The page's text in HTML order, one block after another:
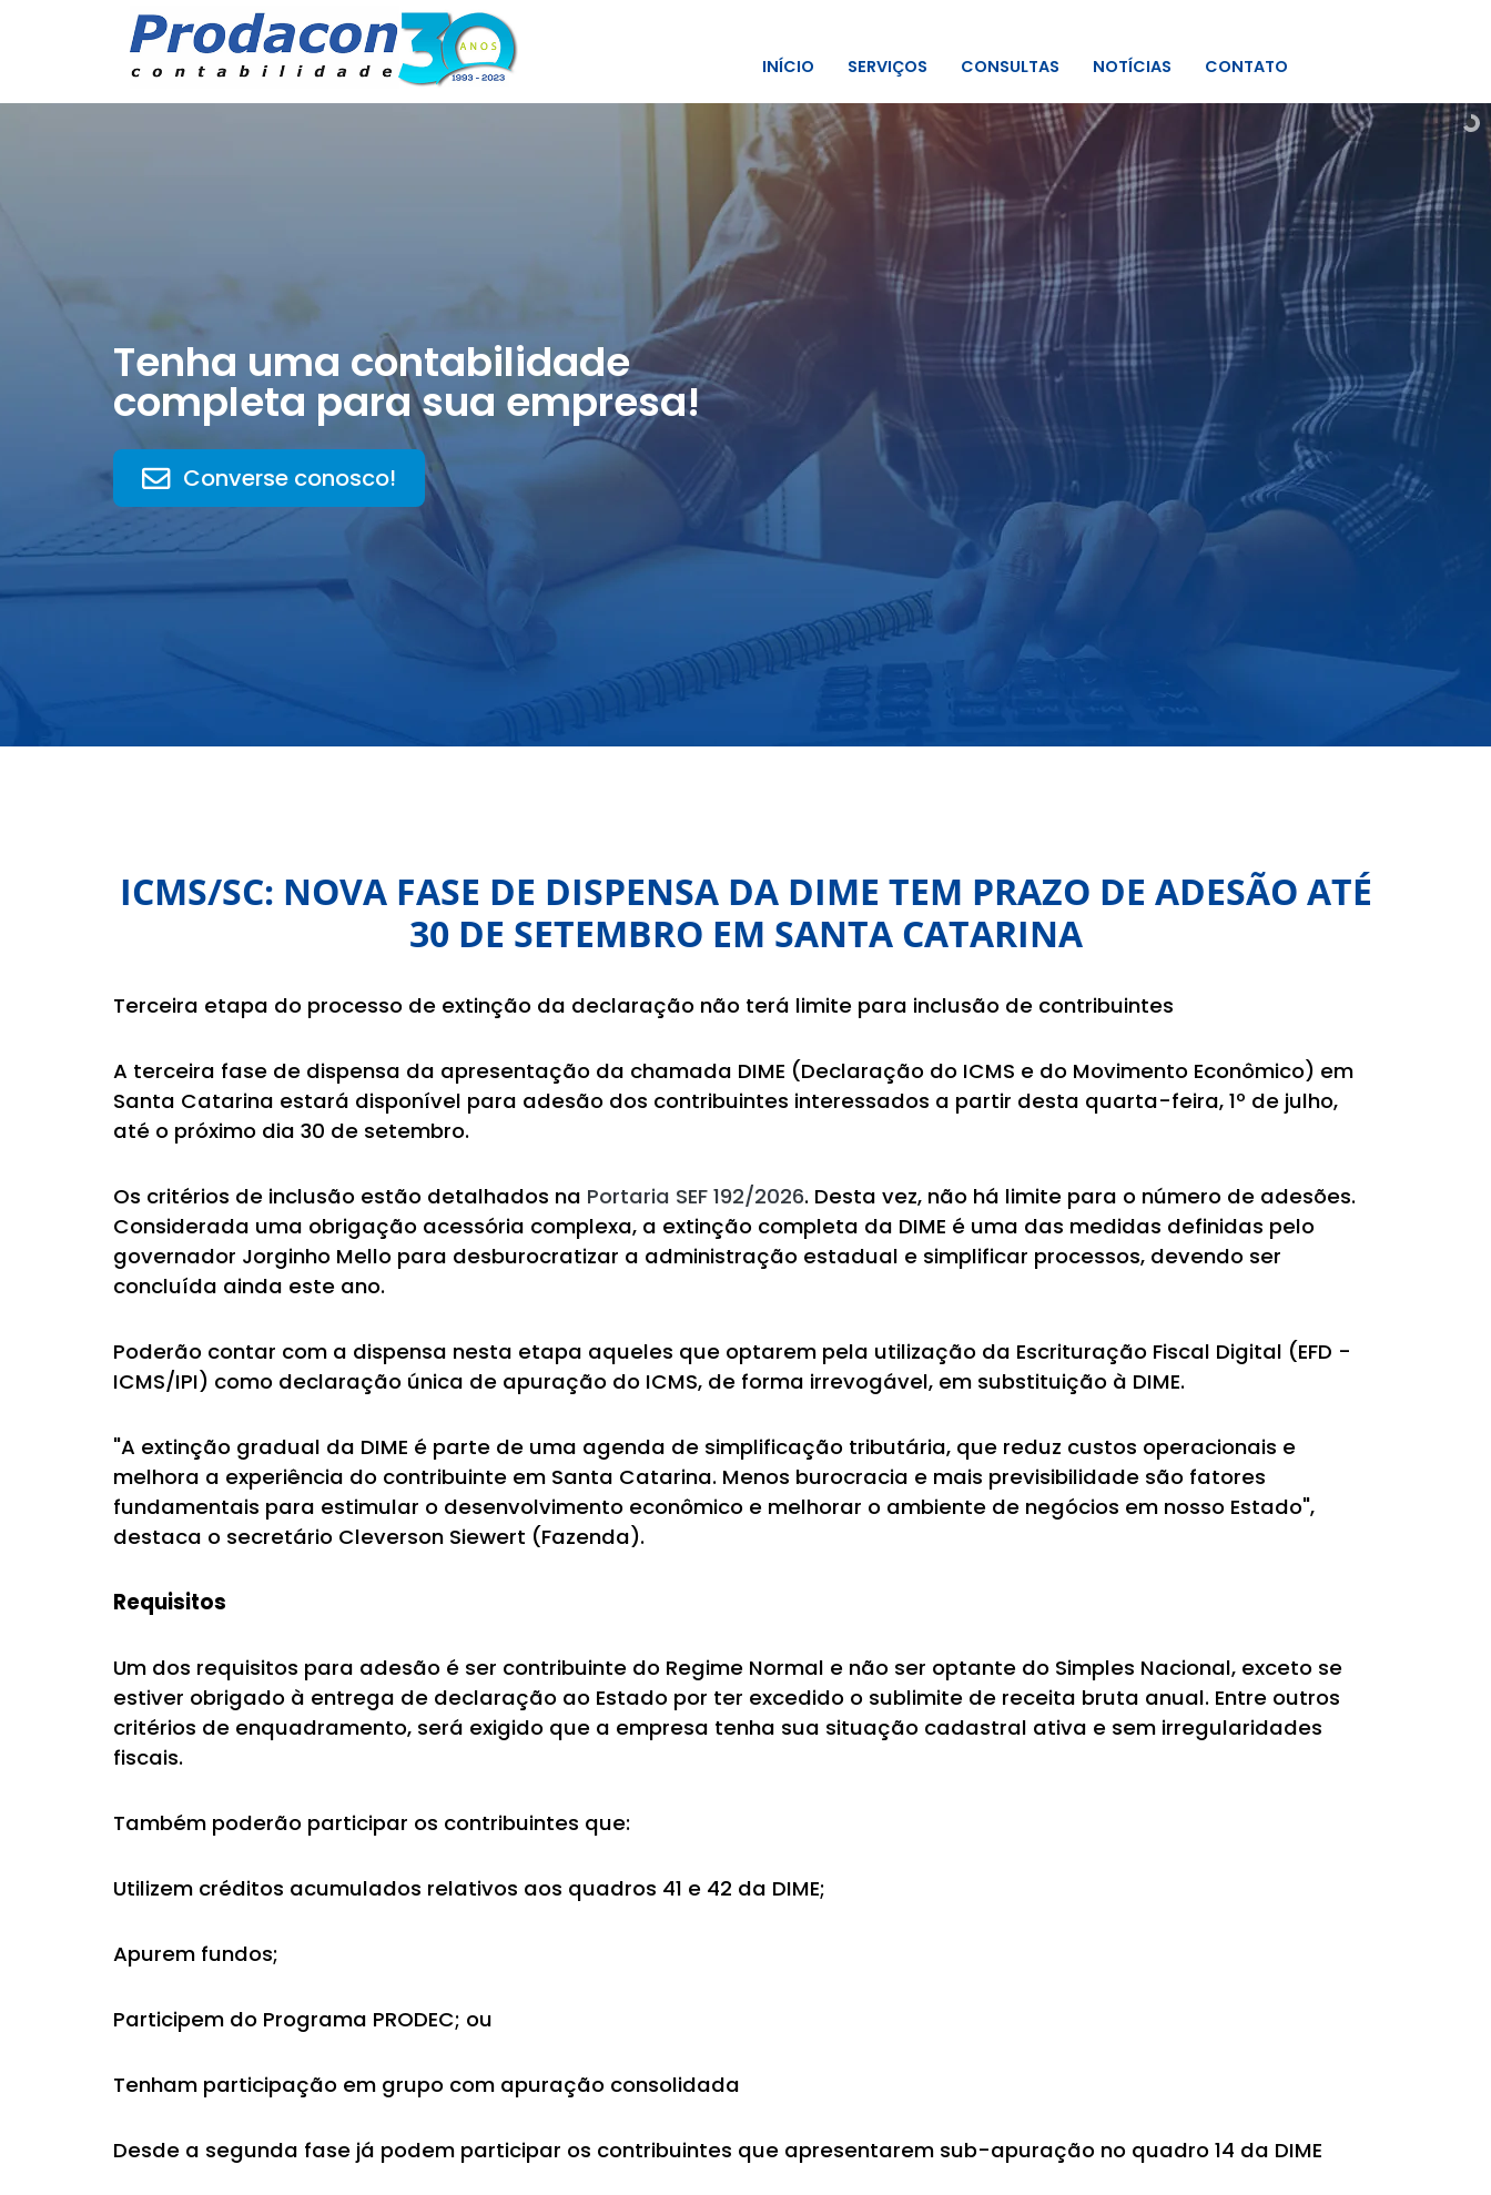
INÍCIO SERVIÇOS CONSULTAS NOTÍCIAS CONTATO
Tenha uma contabilidade
completa para sua empresa!
Converse conosco!
ICMS/SC: NOVA FASE DE DISPENSA DA DIME TEM PRAZO DE ADESÃO ATÉ
30 DE SETEMBRO EM SANTA CATARINA
Terceira etapa do processo de extinção da declaração não terá limite para inclusão de contribuintes
A terceira fase de dispensa da apresentação da chamada DIME (Declaração do ICMS e do Movimento Econômico) em
Santa Catarina estará disponível para adesão dos contribuintes interessados a partir desta quarta-feira, 1º de julho,
até o próximo dia 30 de setembro.
Os critérios de inclusão estão detalhados na Portaria SEF 192/2026. Desta vez, não há limite para o número de adesões.
Considerada uma obrigação acessória complexa, a extinção completa da DIME é uma das medidas definidas pelo
governador Jorginho Mello para desburocratizar a administração estadual e simplificar processos, devendo ser
concluída ainda este ano.
Poderão contar com a dispensa nesta etapa aqueles que optarem pela utilização da Escrituração Fiscal Digital (EFD -
ICMS/IPI) como declaração única de apuração do ICMS, de forma irrevogável, em substituição à DIME.
"A extinção gradual da DIME é parte de uma agenda de simplificação tributária, que reduz custos operacionais e
melhora a experiência do contribuinte em Santa Catarina. Menos burocracia e mais previsibilidade são fatores
fundamentais para estimular o desenvolvimento econômico e melhorar o ambiente de negócios em nosso Estado",
destaca o secretário Cleverson Siewert (Fazenda).
Requisitos
Um dos requisitos para adesão é ser contribuinte do Regime Normal e não ser optante do Simples Nacional, exceto se
estiver obrigado à entrega de declaração ao Estado por ter excedido o sublimite de receita bruta anual. Entre outros
critérios de enquadramento, será exigido que a empresa tenha sua situação cadastral ativa e sem irregularidades
fiscais.
Também poderão participar os contribuintes que:
Utilizem créditos acumulados relativos aos quadros 41 e 42 da DIME;
Apurem fundos;
Participem do Programa PRODEC; ou
Tenham participação em grupo com apuração consolidada
Desde a segunda fase já podem participar os contribuintes que apresentarem sub-apuração no quadro 14 da DIME